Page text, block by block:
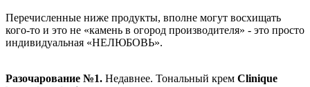
Перечисленные ниже продукты, вполне могут восхищать
кого-то и это не «камень в огород производителя» - это просто
индивидуальная «НЕЛЮБОВЬ».
Разочарование №1. Недавнее. Тональный крем Clinique